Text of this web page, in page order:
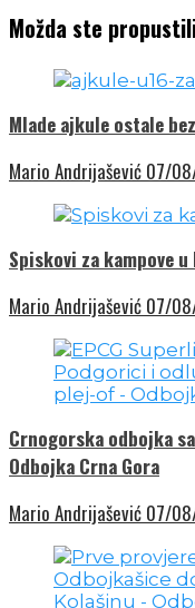
Možda ste
Mlade ajkule ostale
Mario Andrijašević 07/
Spiskovi za kampove u
Mario Andrijašević 07/
Crnogorska odbojka
Odbojka Crna Gora
Mario Andrijašević 07/